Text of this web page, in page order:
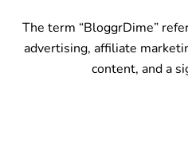
The term “BloggrDime”
advertising, affiliate
content, and a